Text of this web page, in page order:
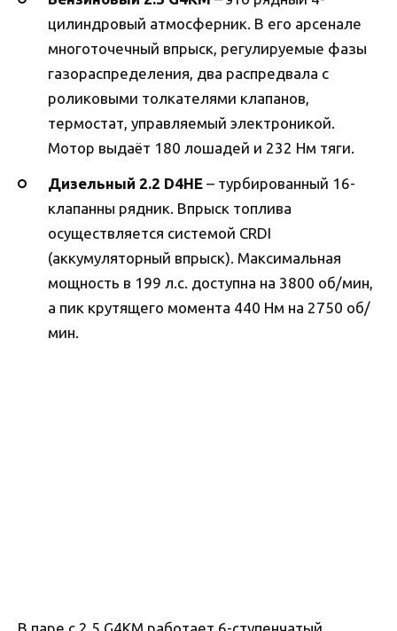
цилиндровый атмосферник. В его арсенале
многоточечный впрыск, регулируемые фазы
газораспределения, два распредвала с
роликовыми толкателями клапанов,
термостат, управляемый электроникой.
Мотор выдаёт 180 лошадей и 232 Нм тяги.
Дизельный 2.2 D4HE – турбированный 16-
клапанны рядник. Впрыск топлива
осуществляется системой CRDI
(аккумуляторный впрыск). Максимальная
мощность в 199 л.с. доступна на 3800 об/мин,
а пик крутящего момента 440 Нм на 2750 об/
мин.